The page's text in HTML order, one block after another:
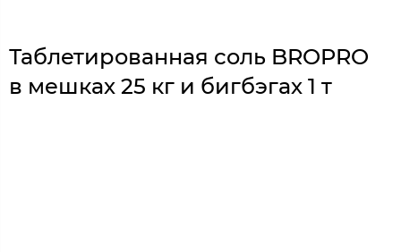
Таблетированная соль BROPRO
в мешках 25 кг и бигбэгах 1 т